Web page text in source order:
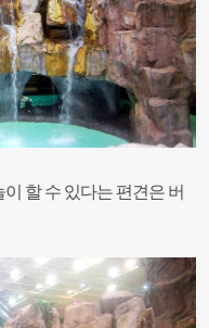
할 수 있다는 편견은 버